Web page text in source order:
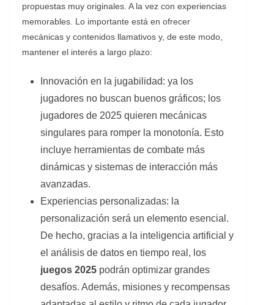
propuestas muy originales. A la vez con experiencias
memorables. Lo importante está en ofrecer
mecánicas y contenidos llamativos y, de este modo,
mantener el interés a largo plazo:
Innovación en la jugabilidad: ya los
jugadores no buscan buenos gráficos; los
jugadores de 2025 quieren mecánicas
singulares para romper la monotonía. Esto
incluye herramientas de combate más
dinámicas y sistemas de interacción más
avanzadas.
Experiencias personalizadas: la
personalización será un elemento esencial.
De hecho, gracias a la inteligencia artificial y
el análisis de datos en tiempo real, los
juegos 2025 podrán optimizar grandes
desafíos. Además, misiones y recompensas